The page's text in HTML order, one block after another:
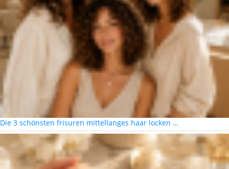
Die 3 schönsten frisuren mittellanges haar locken …